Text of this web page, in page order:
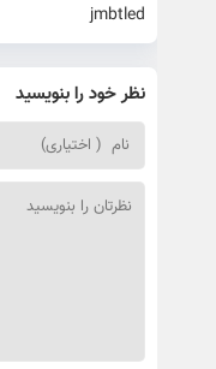
jmbtled
نظر خود را بنویسید